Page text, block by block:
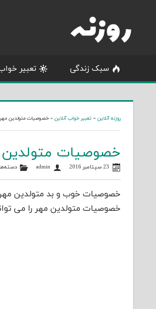
content
سبک زندگی تعبیر
روزنه آنلاین » تعبیر خواب آنلاین »خصوصیات متولدین
خصوصیات
23 سپتامبر 2016 admin
خصوصیات خوب و بد متولدین مهر
خصوصیات متولدین مهر را می